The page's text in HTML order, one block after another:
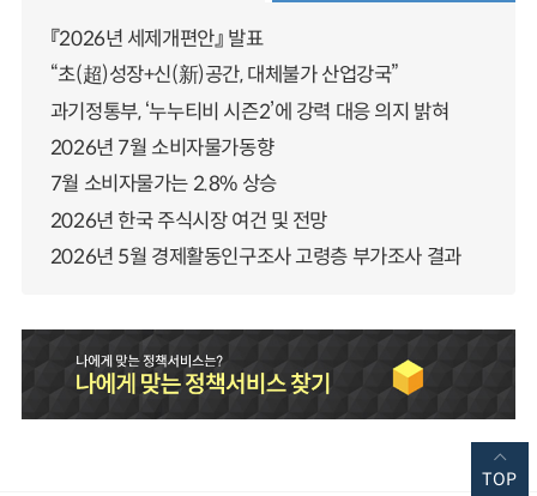
『2026년 세제개편안』 발표
“초(超)성장+신(新)공간, 대체불가 산업강국”
과기정통부, ‘누누티비 시즌2’에 강력 대응 의지 밝혀
2026년 7월 소비자물가동향
7월 소비자물가는 2.8% 상승
2026년 한국 주식시장 여건 및 전망
2026년 5월 경제활동인구조사 고령층 부가조사 결과
TOP